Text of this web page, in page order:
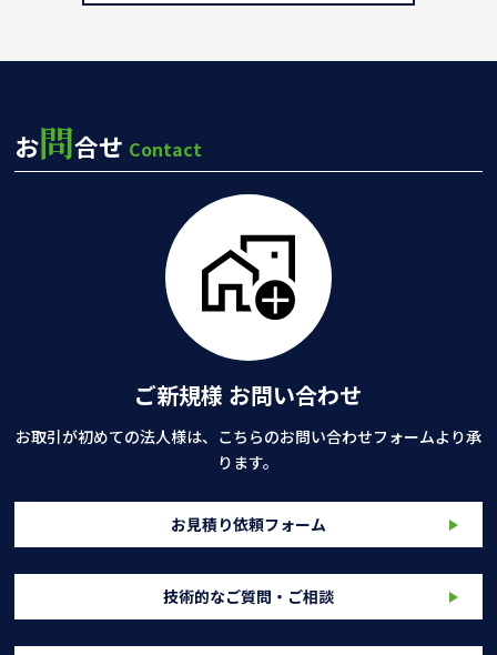
お問合せ Contact
ご新規様 お問い合わせ
お取引が初めての法人様は、こちらのお問い合わせフォームより承
ります。
お見積り依頼フォーム
技術的なご質問・ご相談